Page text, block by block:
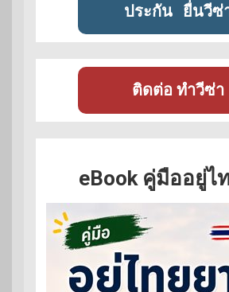
ประกัน ยื่นวีซ่
ติดต่อ ทำวีซ่า
eBook คู่มืออยู่ไ